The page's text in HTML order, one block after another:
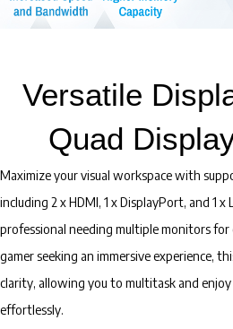
Versatile
Quad
Maximize your visual workspace with
including 2 x HDMI, 1 x DisplayPort, and 1 x
professional needing multiple monitors
gamer seeking an immersive experience,
clarity, allowing you to multitask and
effortlessly.